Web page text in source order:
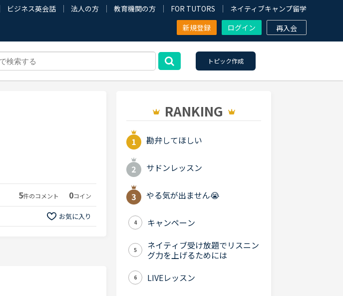
ビジネス英会話 法人の方 教育機関の方 FOR TUTORS
ネイティブキャンプ留学
新規登録
ログイン 再入会
トピック作成
5件のコメント 0コイン
お気に入り
RANKING
勘弁してほしい
サドンレッスン
やる気が出ません😭
4 キャンペーン
5
ネイティブ受け放題でリスニン
グ力を上げるためには
6 LIVEレッスン